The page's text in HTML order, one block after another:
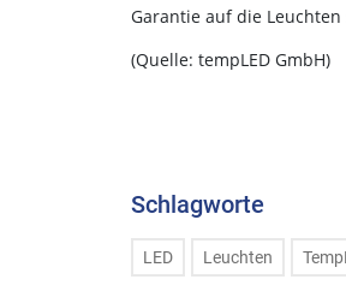
Garantie auf die
(Quelle: tempLED GmbH)
Schlagworte
LED Leuchten